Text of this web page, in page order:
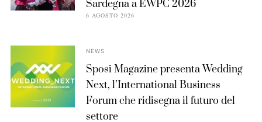
Sardegna a EWPC 2026
6 AGOSTO 2026
NEWS
Sposi Magazine presenta Wedding
Next, l’International Business
Forum che ridisegna il futuro del
settore